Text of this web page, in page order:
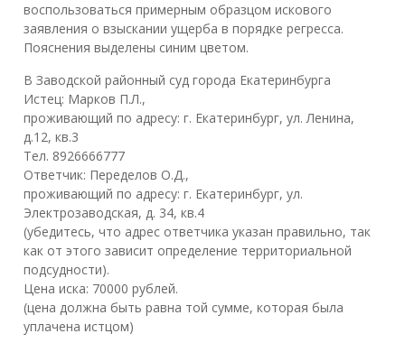
воспользоваться примерным образцом искового
заявления о взыскании ущерба в порядке регресса.
Пояснения выделены синим цветом.
В Заводской районный суд города Екатеринбурга
Истец: Марков П.Л.,
проживающий по адресу: г. Екатеринбург, ул. Ленина,
д.12, кв.3
Тел. 8926666777
Ответчик: Переделов О.Д.,
проживающий по адресу: г. Екатеринбург, ул.
Электрозаводская, д. 34, кв.4
(убедитесь, что адрес ответчика указан правильно, так
как от этого зависит определение территориальной
подсудности).
Цена иска: 70000 рублей.
(цена должна быть равна той сумме, которая была
уплачена истцом)